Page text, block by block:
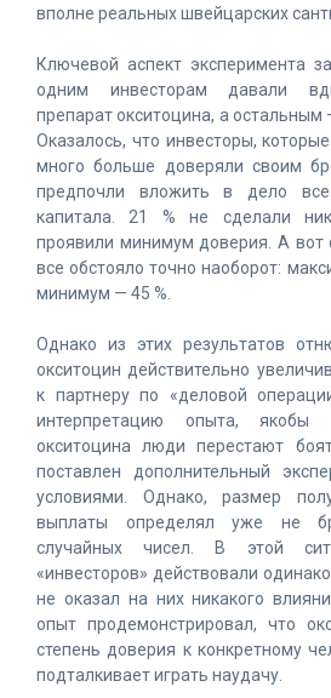
вполне реальных швейцарских
Ключевой аспект эксперимента
одним инвесторам давали
препарат окситоцина, а остальным
Оказалось, что инвесторы,
много больше доверяли своим
предпочли вложить в дело
капитала. 21 % не сделали
проявили минимум доверия. А вот
все обстояло точно наоборот:
минимум — 45 %.
Однако из этих результатов
окситоцин действительно
к партнеру по «деловой
интерпретацию опыта, якобы
окситоцина люди перестают
поставлен дополнительный
условиями. Однако, размер
выплаты определял уже не
случайных чисел. В этой
«инвесторов» действовали
не оказал на них никакого
опыт продемонстрировал, что
степень доверия к конкретному
подталкивает играть наудачу.